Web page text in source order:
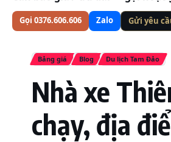
Gọi 0376.606.606 Zalo Gửi yêu
Bảng giá Blog Du lịch Tam Đảo
Nhà xe
chạy, địa